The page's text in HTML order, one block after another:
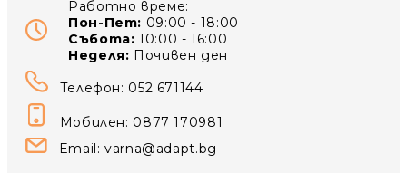
Работно време:
Пон-Пет: 09:00 - 18:00
Събота: 10:00 - 16:00
Неделя: Почивен ден
Телефон: 052 671144
Мобилен: 0877 170981
Email:varna@adapt.bg